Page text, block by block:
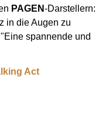
PAGEN-Darstellern:
in die Augen zu
spannende und
Act